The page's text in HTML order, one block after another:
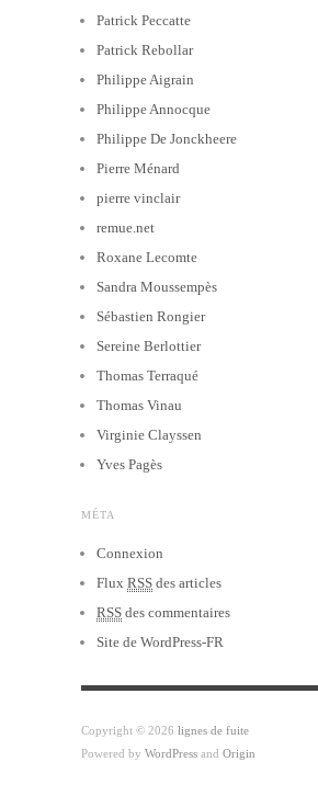
Patrick Peccatte
Patrick Rebollar
Philippe Aigrain
Philippe Annocque
Philippe De Jonckheere
Pierre Ménard
pierre vinclair
remue.net
Roxane Lecomte
Sandra Moussempès
Sébastien Rongier
Sereine Berlottier
Thomas Terraqué
Thomas Vinau
Virginie Clayssen
Yves Pagès
MÉTA
Connexion
Flux RSS des articles
RSS des commentaires
Site de WordPress-FR
Copyright © 2026 lignes de fuite
Powered by WordPress and Origin